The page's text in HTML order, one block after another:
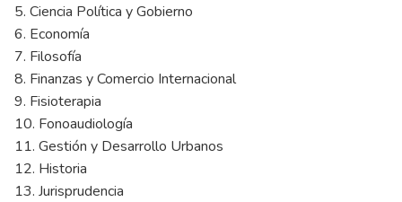
5. Ciencia Política y Gobierno
6. Economía
7. Filosofía
8. Finanzas y Comercio Internacional
9. Fisioterapia
10. Fonoaudiología
11. Gestión y Desarrollo Urbanos
12. Historia
13. Jurisprudencia